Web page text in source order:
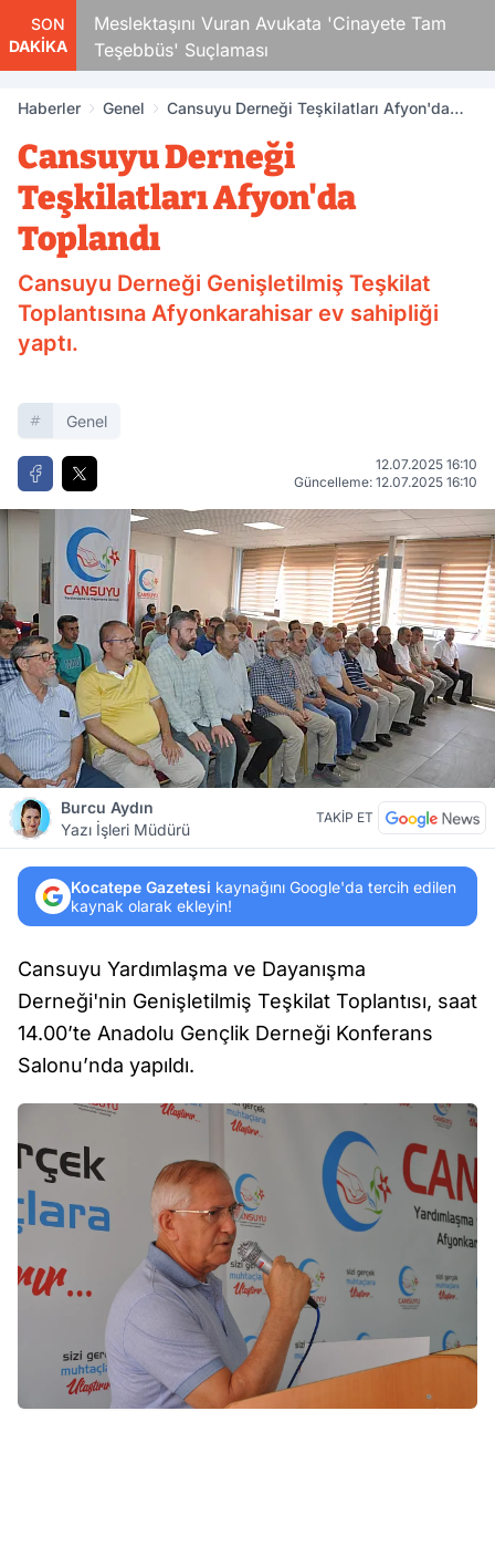
SON
DAKİKA
Meslektaşını Vuran Avukata 'Cinayete Tam
Teşebbüs' Suçlaması
Haberler Genel
Cansuyu Derneği Teşkilatları Afyon'da
Cansuyu Derneği
Teşkilatları Afyon'da
Toplandı
Cansuyu Derneği Genişletilmiş Teşkilat
Toplantısına Afyonkarahisar ev sahipliği
yaptı.
Genel
12.07.2025 16:10
Güncelleme: 12.07.2025 16:10
Burcu Aydın
Yazı İşleri Müdürü
TAKİP ET
Kocatepe Gazetesi kaynağını Google'da tercih edilen
kaynak olarak ekleyin!
Cansuyu Yardımlaşma ve Dayanışma
Derneği'nin Genişletilmiş Teşkilat Toplantısı, saat
14.00’te Anadolu Gençlik Derneği Konferans
Salonu’nda yapıldı.